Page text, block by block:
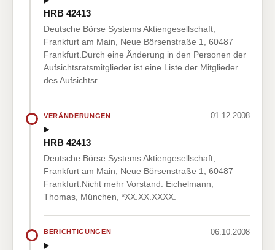
HRB 42413
Deutsche Börse Systems Aktiengesellschaft,
Frankfurt am Main, Neue Börsenstraße 1, 60487
Frankfurt.Durch eine Änderung in den Personen der
Aufsichtsratsmitglieder ist eine Liste der Mitglieder
des Aufsichtsr…
VERÄNDERUNGEN 01.12.2008
HRB 42413
Deutsche Börse Systems Aktiengesellschaft,
Frankfurt am Main, Neue Börsenstraße 1, 60487
Frankfurt.Nicht mehr Vorstand: Eichelmann,
Thomas, München, *XX.XX.XXXX.
BERICHTIGUNGEN 06.10.2008